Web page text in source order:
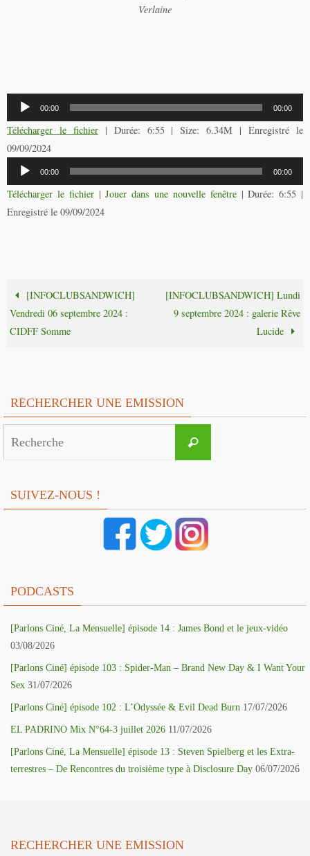
Verlaine
Lecteur
audio
00:00 00:00
Télécharger le fichier| Durée: 6:55 | Size: 6.34M | Enregistré le
09/09/2024
Lecteur
audio
00:00 00:00
Télécharger le fichier|Jouer dans une nouvelle fenêtre|Durée: 6:55 |
Enregistré le 09/09/2024
[INFOCLUBSANDWICH]
Vendredi 06 septembre 2024 :
CIDFF Somme
[INFOCLUBSANDWICH] Lundi
9 septembre 2024 : galerie Rêve
Lucide
RECHERCHER UNE EMISSION
Recherche
SUIVEZ-NOUS !
PODCASTS
[Parlons Ciné, La Mensuelle] épisode 14 : James Bond et le jeux-vidéo
03/08/2026
[Parlons Ciné] épisode 103 : Spider-Man – Brand New Day & I Want Your
Sex 31/07/2026
[Parlons Ciné] épisode 102 : L’Odyssée & Evil Dead Burn 17/07/2026
EL PADRINO Mix N°64-3 juillet 2026 11/07/2026
[Parlons Ciné, La Mensuelle] épisode 13 : Steven Spielberg et les Extra-
terrestres – De Rencontres du troisième type à Disclosure Day 06/07/2026
RECHERCHER UNE EMISSION